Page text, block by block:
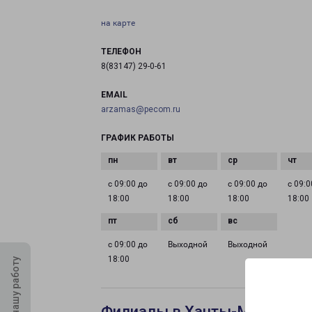
на карте
ТЕЛЕФОН
8(83147) 29-0-61
EMAIL
arzamas@pecom.ru
ГРАФИК РАБОТЫ
с 09:00 до
18:00
с 09:00 до
18:00
с 09:00 до
18:00
с
18:00
с 09:00 до
18:00
Выходной Выходной